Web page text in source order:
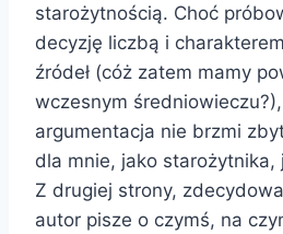
starożytnością. Choć
decyzję liczbą i
źródeł (cóż zatem mamy
wczesnym
argumentacja nie brzmi
dla mnie, jako
Z drugiej strony,
autor pisze o czymś, na